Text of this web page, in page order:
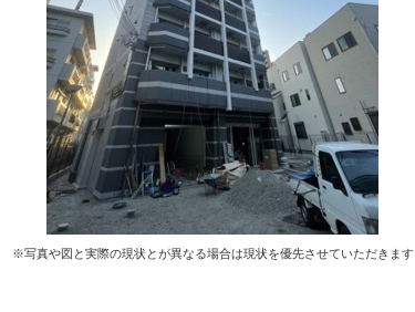
※写真や図と実際の現状とが異なる場合は現状を優先させていただきます